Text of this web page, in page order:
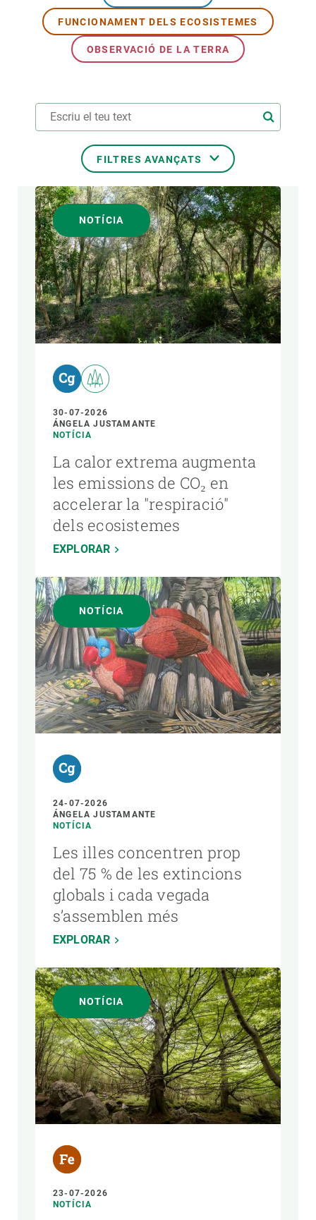
FUNCIONAMENT DELS ECOSISTEMES
OBSERVACIÓ DE LA TERRA
FILTRES AVANÇATS
ÀREES DE RECERCA
TEMES TRANSVERSALS
FORMAT
NOTÍCIA
30-07-2026
ÁNGELA JUSTAMANTE
NOTÍCIA
La calor extrema augmenta
les emissions de CO₂ en
accelerar la "respiració"
dels ecosistemes
EXPLORAR
NOTÍCIA
24-07-2026
ÁNGELA JUSTAMANTE
NOTÍCIA
Les illes concentren prop
del 75 % de les extincions
globals i cada vegada
s’assemblen més
EXPLORAR
NOTÍCIA
23-07-2026
NOTÍCIA
PARTICIPA
NOTÍCIES I AGENDA